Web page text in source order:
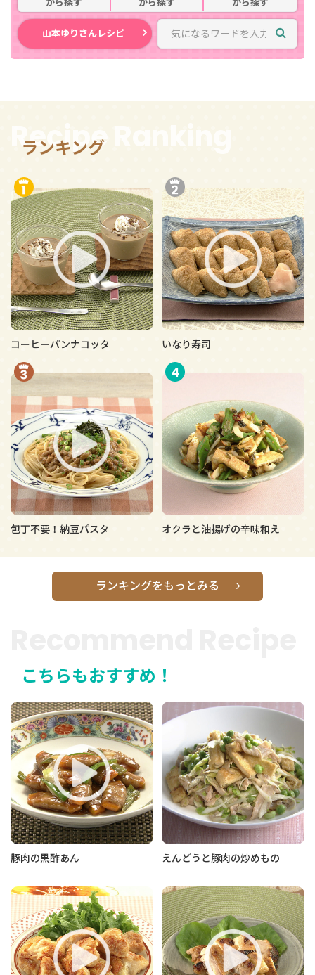
山本ゆりさんレシピ
ランキング
Recipe Ranking
コーヒーパンナコッタ いなり寿司
包丁不要！納豆パスタ
4
オクラと油揚げの辛味和え
ランキングをもっとみる
こちらもおすすめ！
豚肉の黒酢あん えんどうと豚肉の炒めもの